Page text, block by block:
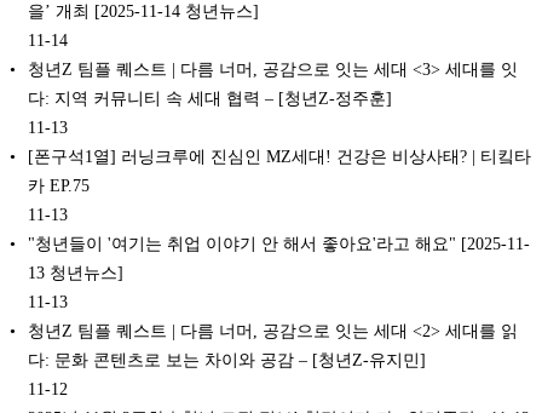
을’ 개최 [2025-11-14 청년뉴스]
11-14
청년Z 팀플 퀘스트 | 다름 너머, 공감으로 잇는 세대 <3> 세대를 잇
다: 지역 커뮤니티 속 세대 협력 – [청년Z-정주훈]
11-13
[폰구석1열] 러닝크루에 진심인 MZ세대! 건강은 비상사태? | 티킼타
카 EP.75
11-13
"청년들이 '여기는 취업 이야기 안 해서 좋아요'라고 해요" [2025-11-
13 청년뉴스]
11-13
청년Z 팀플 퀘스트 | 다름 너머, 공감으로 잇는 세대 <2> 세대를 읽
다: 문화 콘텐츠로 보는 차이와 공감 – [청년Z-유지민]
11-12